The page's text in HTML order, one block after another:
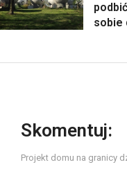
sobie
Skomentuj:
Projekt domu na granicy